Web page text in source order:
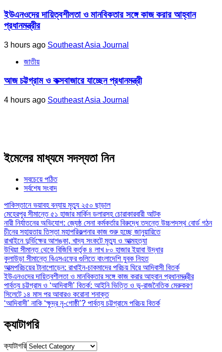
ইউএনওদের দায়িত্বশীলতা ও মানবিকতার সঙ্গে কাজ করার আহ্বান
প্রধানমন্ত্রীর
3 hours ago Southeast Asia Journal
জাতীয়
আজ চট্টগ্রাম ও কক্সবাজারে যাচ্ছেন প্রধানমন্ত্রী
4 hours ago Southeast Asia Journal
ইমেলের মাধ্যমে সদস্যতা নিন
সবচেয়ে পঠিত
সর্বশেষ সংবাদ
পাকিস্তানে ভয়াবহ বন্যায় মৃত্যু ২৫০ ছাড়াল
মেহেরপুর সীমান্তে ৫১ হাজার মার্কিন ডলারসহ চোরাকারবারী আটক
নারী নির্যাতনের অভিযোগ: জ্যেষ্ঠ সেনা কর্মকর্তার বিরুদ্ধে তদন্তে উচ্চপদস্থ বোর্ড গঠন
চীনের সহায়তায় তিস্তা মহাপরিকল্পনার কাজ শুরু হচ্ছে জানুয়ারিতে
রাখাইনে দুর্ভিক্ষের আশঙ্কা, খাদ্য সংকটে মৃত্যু ও আত্মহত্যা
উখিয়া সীমান্ত থেকে বিজিবি কর্তৃক ৪ লাখ ৮০ হাজার ইয়াবা উদ্ধার
কুলাউড়া সীমান্তে বিএসএফের গুলিতে বাংলাদেশি যুবক নিহত
আত্মপরিচয়ের টানাপোড়েন: রাখাইন-চাকমাদের পরিচয় ঘিরে আদিবাসী বিতর্ক
ইউএনওদের দায়িত্বশীলতা ও মানবিকতার সঙ্গে কাজ করার আহ্বান প্রধানমন্ত্রীর
পার্বত্য চট্টগ্রাম ও ‘আদিবাসী’ বিতর্ক: আইনি ভিত্তি ও ভূ-রাজনৈতিক মেরুকরণ
সিলেটে ১৪ মাস পর আবারও করোনা শনাক্ত
‘আদিবাসী’ নাকি ‘ক্ষুদ্র নৃ-গোষ্ঠী’? পার্বত্য চট্টগ্রামে পরিচয় বিতর্ক
ক্যাটাগরি
ক্যাটাগরি